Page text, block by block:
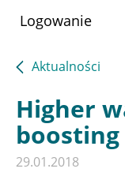
Logowanie
Aktualności
Higher
29.01.2018